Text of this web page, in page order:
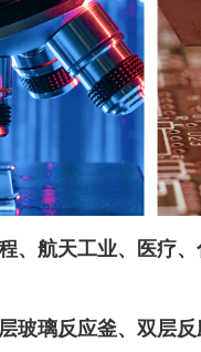
、航天工业、医疗
玻璃反应釜、双层